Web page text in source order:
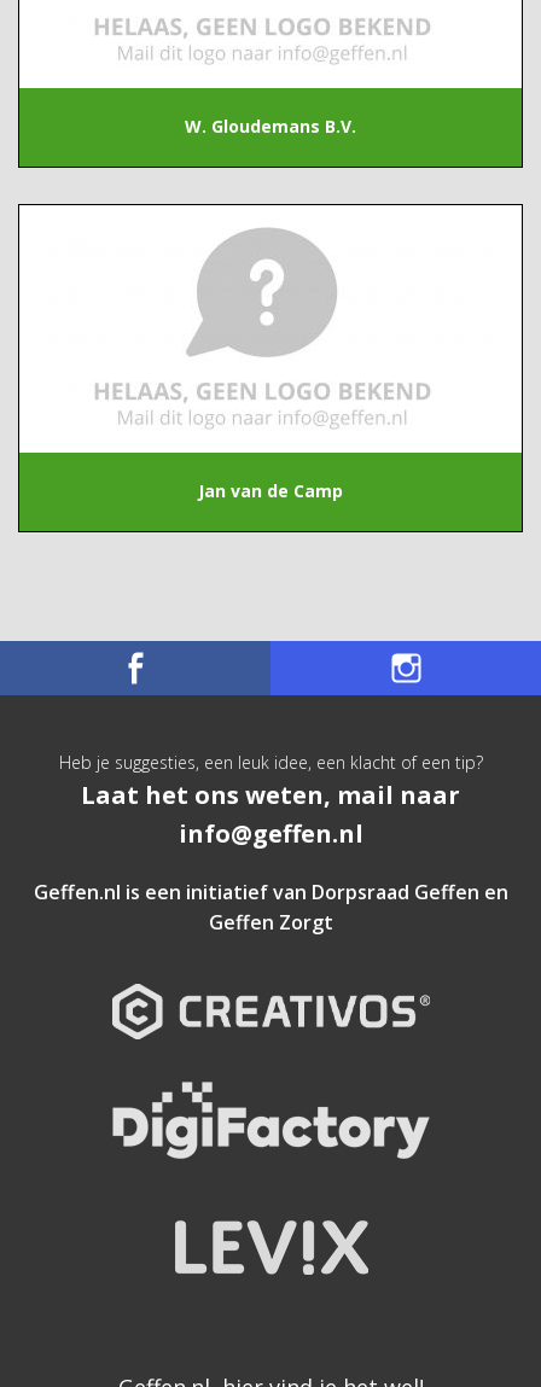
W. Gloudemans B.V.
Jan van de Camp
Heb je suggesties, een leuk idee, een klacht of een tip?
Laat het ons weten, mail naar
info@geffen.nl
Geffen.nl is een initiatief van Dorpsraad Geffen en
Geffen Zorgt